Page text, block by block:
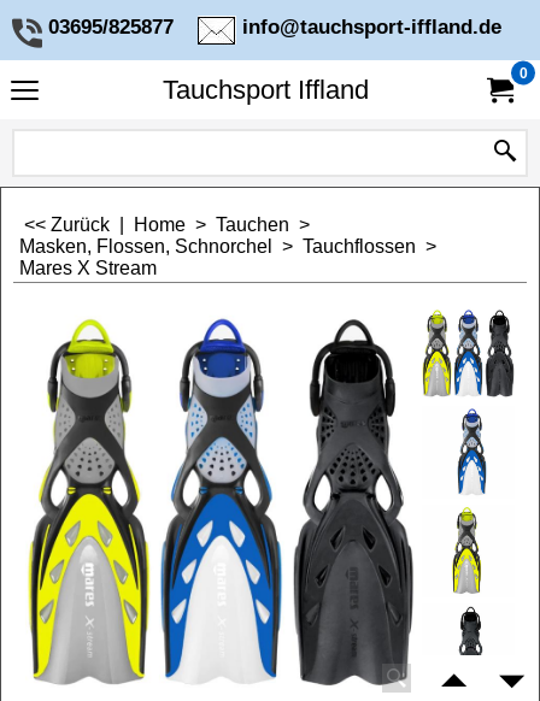
03695/825877 info@tauchsport-iffland.de
Tauchsport Iffland
0
<< Zurück Home > Tauchen >
Masken, Flossen, Schnorchel
> Tauchflossen >
Mares X Stream